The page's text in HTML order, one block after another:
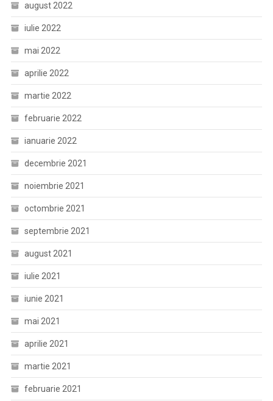
august 2022
iulie 2022
mai 2022
aprilie 2022
martie 2022
februarie 2022
ianuarie 2022
decembrie 2021
noiembrie 2021
octombrie 2021
septembrie 2021
august 2021
iulie 2021
iunie 2021
mai 2021
aprilie 2021
martie 2021
februarie 2021